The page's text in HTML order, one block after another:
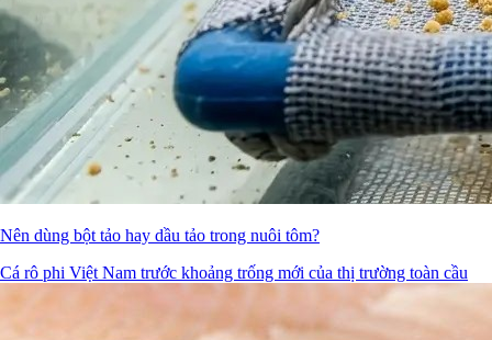
Nên dùng bột tảo hay dầu tảo trong nuôi tôm?
Cá rô phi Việt Nam trước khoảng trống mới của thị trường toàn cầu